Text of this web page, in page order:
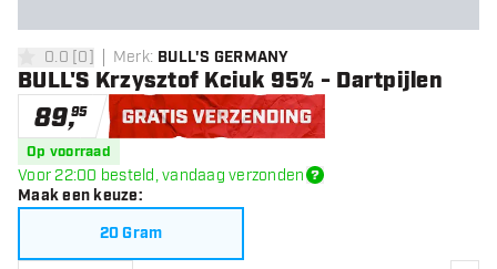
0 score sterren
0.0 [0] Merk: BULL'S GERMANY
BULL'S Krzysztof Kciuk 95% - Dartpijlen
89,95
Gratis verzending
Op voorraad
Voor 22:00 besteld, vandaag verzonden
Maak een keuze:
20 Gram